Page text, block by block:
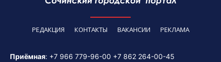
РЕДАКЦИЯ КОНТАКТЫ ВАКАНСИИ РЕКЛАМА
Приёмная: +7 966 779-96-00 +7 862 264-00-45